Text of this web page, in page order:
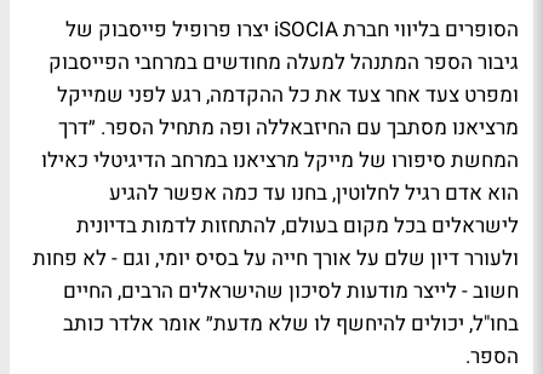
הסופרים בליווי חברת iSOCIA יצרו פרופיל פייסבוק של
גיבור הספר המתנהל למעלה מחודשים במרחבי הפייסבוק
ומפרט צעד אחר צעד את כל ההקדמה, רגע לפני שמייקל
מרציאנו מסתבך עם החיזבאללה ופה מתחיל הספר. ״דרך
המחשת סיפורו של מייקל מרציאנו במרחב הדיגיטלי כאילו
הוא אדם רגיל לחלוטין, בחנו עד כמה אפשר להגיע
לישראלים בכל מקום בעולם, להתחזות לדמות בדיונית
ולעורר דיון שלם על אורך חייה על בסיס יומי, וגם - לא פחות
חשוב - לייצר מודעות לסיכון שהישראלים הרבים, החיים
בחו"ל, יכולים להיחשף לו שלא מדעת״ אומר אלדר כותב
הספר.